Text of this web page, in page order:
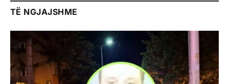
TË NGJAJSHME